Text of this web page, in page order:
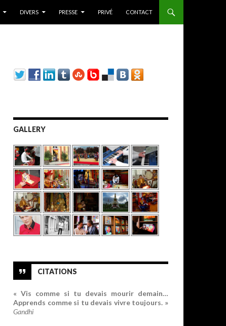
DIVERS PRESSE PRIVÉ CONTACT
GALLERY
CITATIONS
« Vis comme si tu devais mourir demain…
Apprends comme si tu devais vivre toujours. »
Gandhi